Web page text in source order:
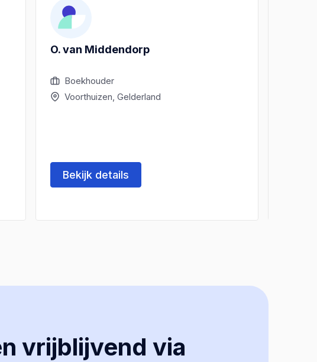
O. van Middendorp
Boekhouder
Voorthuizen, Gelderland
Bekijk details
vrijblijvend via